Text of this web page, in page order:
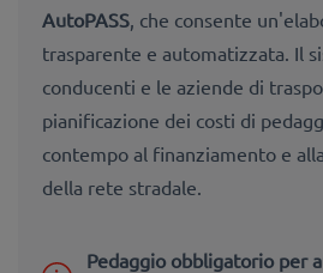
AutoPASS, che consente
trasparente e automatizzata. Il
conducenti e le aziende di
pianificazione dei costi di
contempo al finanziamento e
della rete stradale.
Pedaggio obbligatorio per